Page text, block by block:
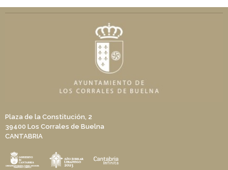
Plaza de la Constitución, 2
39400 Los Corrales de Buelna
CANTABRIA